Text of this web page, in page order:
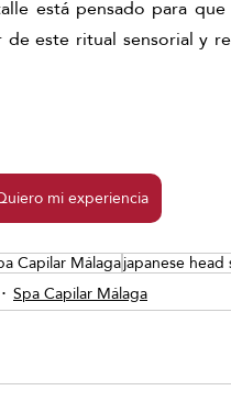
está pensado para
este ritual sensorial y
mi experiencia
Capilar Málagajapanese head
Spa Capilar Málaga